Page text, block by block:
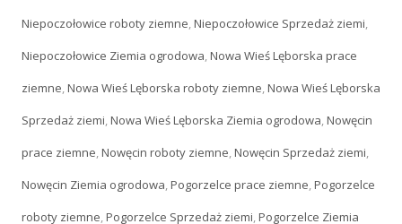
Niepoczołowice roboty ziemne,Niepoczołowice Sprzedaż ziemi,
Niepoczołowice Ziemia ogrodowa,Nowa Wieś Lęborska prace
ziemne,Nowa Wieś Lęborska roboty ziemne,Nowa Wieś Lęborska
Sprzedaż ziemi,Nowa Wieś Lęborska Ziemia ogrodowa,Nowęcin
prace ziemne,Nowęcin roboty ziemne,Nowęcin Sprzedaż ziemi,
Nowęcin Ziemia ogrodowa,Pogorzelce prace ziemne,Pogorzelce
roboty ziemne,Pogorzelce Sprzedaż ziemi,Pogorzelce Ziemia